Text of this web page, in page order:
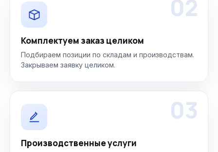
02
Комплектуем заказ целиком
Подбираем позиции по складам и производствам.
Закрываем заявку целиком.
03
Производственные услуги